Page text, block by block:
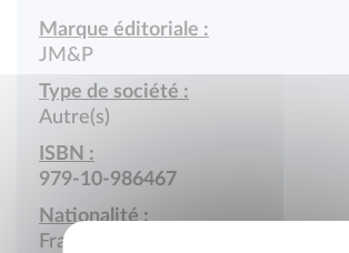
Marque éditoriale :
JM&P
Type de société :
Autre(s)
ISBN :
979-10-986467
Nationalité :
France